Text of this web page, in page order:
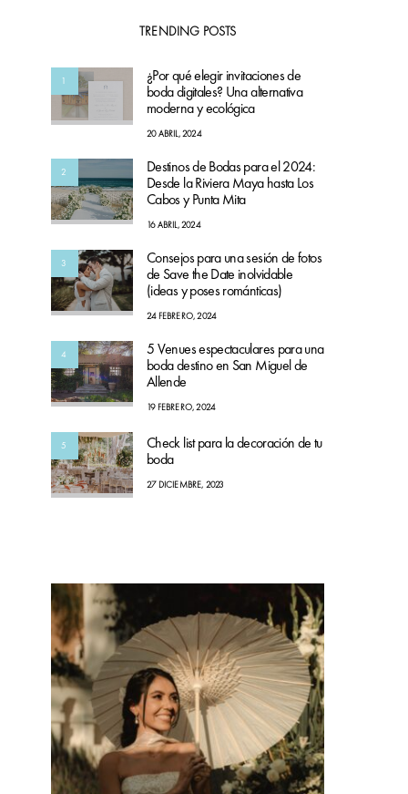
TRENDING POSTS
1
¿Por qué elegir invitaciones de
boda digitales? Una alternativa
moderna y ecológica
20 ABRIL, 2024
2
Destinos de Bodas para el 2024:
Desde la Riviera Maya hasta Los
Cabos y Punta Mita
16 ABRIL, 2024
3
Consejos para una sesión de fotos
de Save the Date inolvidable
(ideas y poses románticas)
24 FEBRERO, 2024
4
5 Venues espectaculares para una
boda destino en San Miguel de
Allende
19 FEBRERO, 2024
5
Check list para la decoración de tu
boda
27 DICIEMBRE, 2023